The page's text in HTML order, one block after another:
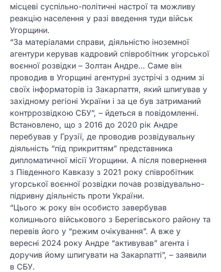
місцеві суспільно-політичні настрої та можливу
реакцію населення у разі введення туди військ
Угорщини.
“За матеріалами справи, діяльністю іноземної
агентури керував кадровий співробітник угорської
воєнної розвідки – Золтан Андре… Саме він
проводив в Угорщині агентурні зустрічі з одним зі
своїх інформаторів із Закарпаття, який шпигував у
західному регіоні України і за це був затриманий
контррозвідкою СБУ”, – йдеться в повідомленні.
Встановлено, що з 2016 до 2020 рік Андре
перебував у Грузії, де проводив розвідувальну
діяльність “під прикриттям” представника
дипломатичної місії Угорщини. А після повернення
з Південного Кавказу з 2021 року співробітник
угорської воєнної розвідки почав розвідувально-
підривну діяльність проти України.
“Цього ж року він особисто завербував
колишнього військового з Берегівського району та
перевів його у “режим очікування”. А вже у
вересні 2024 року Андре “активував” агента і
доручив йому шпигувати на Закарпатті”, – заявили
в СБУ.